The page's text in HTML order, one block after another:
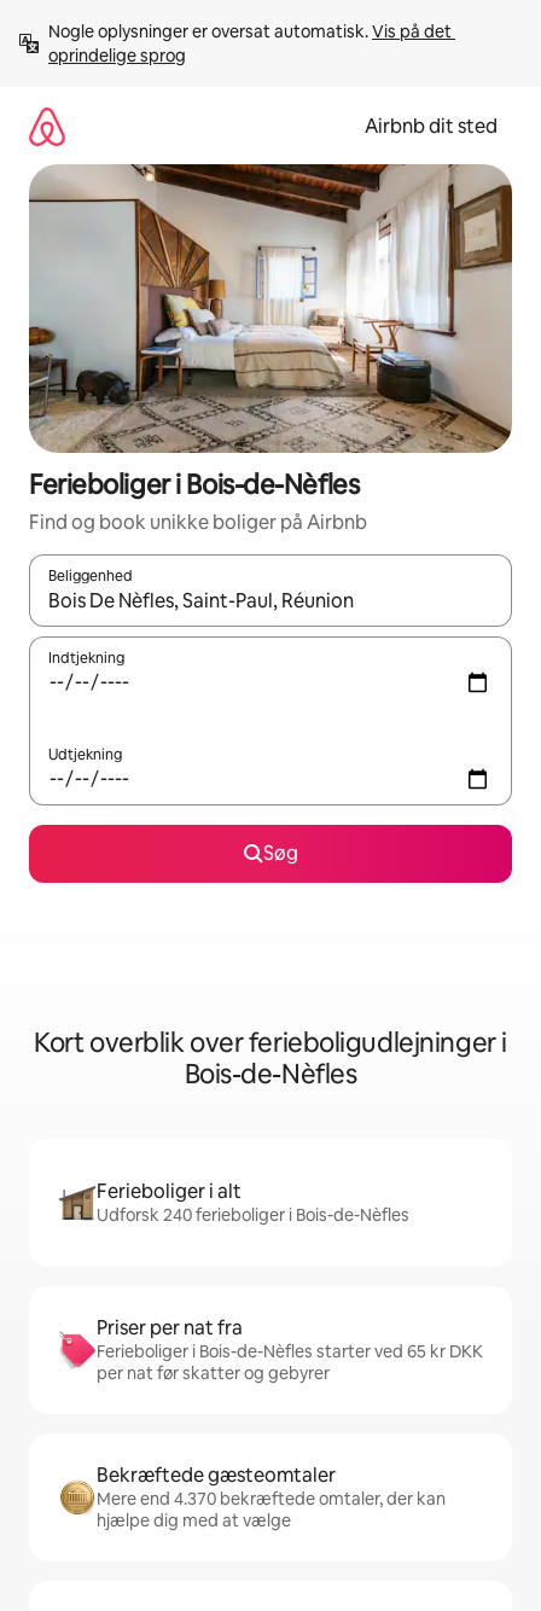
videre
Nogle oplysninger er oversat automatisk. Vis på det
oprindelige sprog
Airbnb dit sted
Ferieboliger i Bois-de-Nèfles
Find og book unikke boliger på Airbnb
Beliggenhed
Når resultaterne er tilgængelige, skal du navigere med
Indtjekning
Udtjekning
Søg
Kort overblik over ferieboligudlejninger i
Bois-de-Nèfles
Ferieboliger i alt
Udforsk 240 ferieboliger i Bois-de-Nèfles
Priser per nat fra
Ferieboliger i Bois-de-Nèfles starter ved 65 kr DKK
per nat før skatter og gebyrer
Bekræftede gæsteomtaler
Mere end 4.370 bekræftede omtaler, der kan
hjælpe dig med at vælge